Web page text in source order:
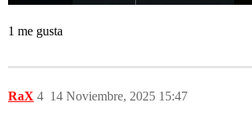
1 me gusta
RaX 14 Noviembre, 2025 15:47
4